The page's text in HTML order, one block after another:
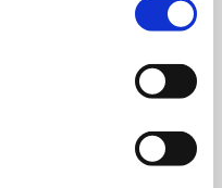
günstig zubuchbar